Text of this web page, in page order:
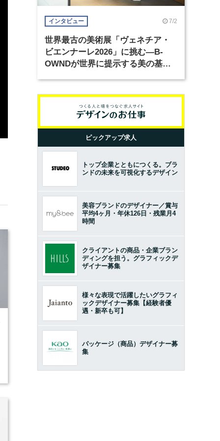
インタビュー 7/2
世界最古の美術展「ヴェネチア・
ビエンナーレ2026」に挑む―B-
OWNDが世界に提示する美の基準
ピックアップ求人
トップ企業とともにつくる。ブラ
ンドの未来を可視化するデザイン
美容ブランドのデザイナー／賞与
平均4ヶ月・年休126日・残業月4
時間
クライアントの商品・企業ブラン
ディングを担う。グラフィックデ
ザイナー募集
様々な表現で活躍したいグラフィ
ックデザイナー募集【経験者優
遇・新卒も可】
パッケージ（商品）デザイナー募
集